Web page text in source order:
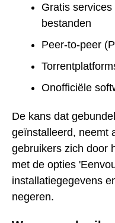
Gratis
bestanden
Peer-to-peer
Onofficiële
De kans dat
geïnstalleerd, neemt
gebruikers zich door
met de opties
installatiegegevens
negeren.